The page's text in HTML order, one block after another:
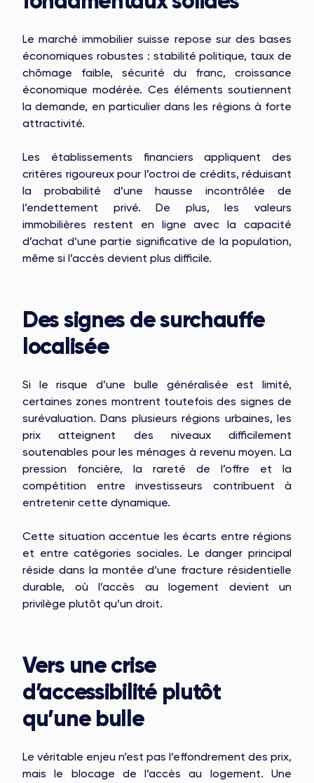
Le marché immobilier suisse repose sur des bases
économiques robustes : stabilité politique, taux de
chômage faible, sécurité du franc, croissance
économique modérée. Ces éléments soutiennent
la demande, en particulier dans les régions à forte
attractivité.
Les établissements financiers appliquent des
critères rigoureux pour l’octroi de crédits, réduisant
la probabilité d’une hausse incontrôlée de
l’endettement privé. De plus, les valeurs
immobilières restent en ligne avec la capacité
d’achat d’une partie significative de la population,
même si l’accès devient plus difficile.
Des signes de surchauffe
localisée
Si le risque d’une bulle généralisée est limité,
certaines zones montrent toutefois des signes de
surévaluation. Dans plusieurs régions urbaines, les
prix atteignent des niveaux difficilement
soutenables pour les ménages à revenu moyen. La
pression foncière, la rareté de l’offre et la
compétition entre investisseurs contribuent à
entretenir cette dynamique.
Cette situation accentue les écarts entre régions
et entre catégories sociales. Le danger principal
réside dans la montée d’une fracture résidentielle
durable, où l’accès au logement devient un
privilège plutôt qu’un droit.
Vers une crise
d’accessibilité plutôt
qu’une bulle
Le véritable enjeu n’est pas l’effondrement des prix,
mais le blocage de l’accès au logement. Une